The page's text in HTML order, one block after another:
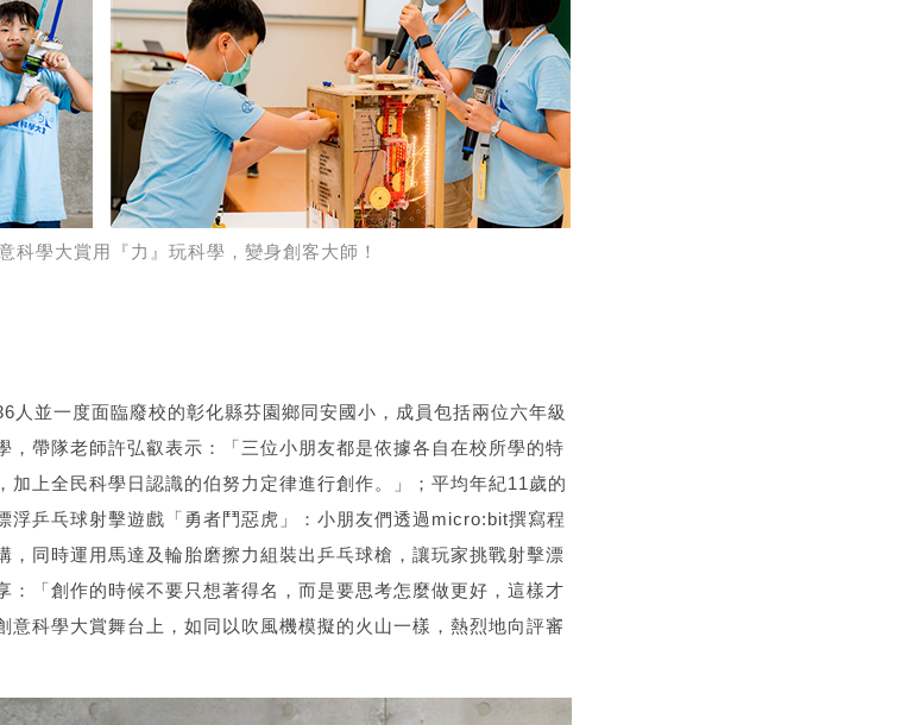
科學大賞用『力』玩科學，變身創客大師！
人並一度面臨廢校的彰化縣芬園鄉同安國小，成員包括兩位六年級
，帶隊老師許弘叡表示：「三位小朋友都是依據各自在校所學的特
上全民科學日認識的伯努力定律進行創作。」；平均年紀11歲的
浮乒乓球射擊遊戲「勇者鬥惡虎」：小朋友們透過micro:bit撰寫程
，同時運用馬達及輪胎磨擦力組裝出乒乓球槍，讓玩家挑戰射擊漂
：「創作的時候不要只想著得名，而是要思考怎麼做更好，這樣才
科學大賞舞台上，如同以吹風機模擬的火山一樣，熱烈地向評審